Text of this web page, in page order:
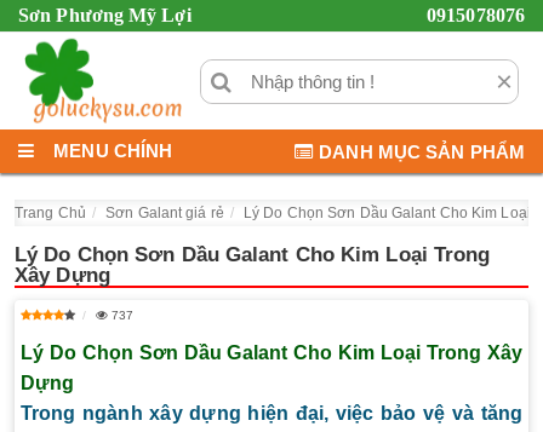
Sơn Phương Mỹ Lợi 0915078076
×
MENU CHÍNH DANH MỤC SẢN PHẨM
Trang Chủ Sơn Galant giá rẻ Lý Do Chọn Sơn Dầu Galant Cho Kim Loại
Lý Do Chọn Sơn Dầu Galant Cho Kim Loại Trong
Xây Dựng
737
Lý Do Chọn Sơn Dầu Galant Cho Kim Loại Trong Xây
Dựng
Trong ngành xây dựng hiện đại, việc bảo vệ và tăng